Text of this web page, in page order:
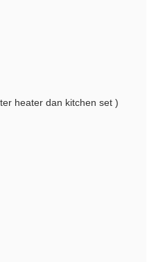
heater dan kitchen set )